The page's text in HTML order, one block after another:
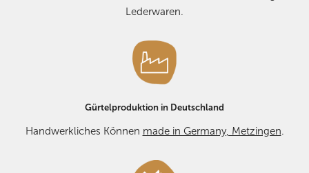
Lederwaren.
Gürtelproduktion in Deutschland
Handwerkliches Können made in Germany, Metzingen.